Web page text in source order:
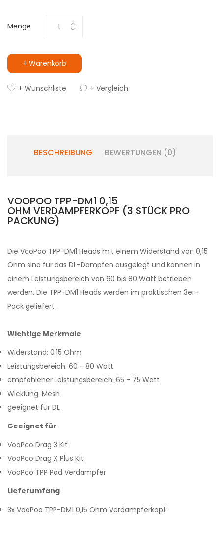
Menge
+ Warenkorb
+ Wunschliste + Vergleich
BESCHREIBUNG BEWERTUNGEN (0)
VOOPOO TPP-DM1 0,15
OHM VERDAMPFERKOPF (3 STÜCK PRO
PACKUNG)
Die VooPoo TPP-DM1 Heads mit einem Widerstand von 0,15
Ohm sind für das DL-Dampfen ausgelegt und können in
einem Leistungsbereich von 60 bis 80 Watt betrieben
werden. Die TPP-DM1 Heads werden im praktischen 3er-
Pack geliefert.
Wichtige Merkmale
Widerstand: 0,15 Ohm
Leistungsbereich: 60 - 80 Watt
empfohlener Leistungsbereich: 65 - 75 Watt
Wicklung: Mesh
geeignet für DL
Geeignet für
VooPoo Drag 3 Kit
VooPoo Drag X Plus Kit
VooPoo TPP Pod Verdampfer
Lieferumfang
3x VooPoo TPP-DM1 0,15 Ohm Verdampferkopf